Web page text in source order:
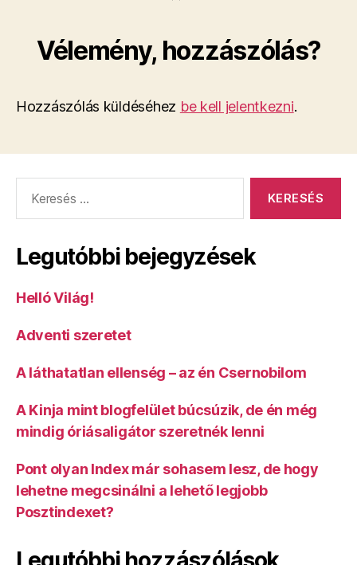
Vélemény, hozzászólás?
Hozzászólás küldéséhez be kell jelentkezni.
Legutóbbi bejegyzések
Helló Világ!
Adventi szeretet
A láthatatlan ellenség – az én Csernobilom
A Kinja mint blogfelület búcsúzik, de én még
mindig óriásaligátor szeretnék lenni
Pont olyan Index már sohasem lesz, de hogy
lehetne megcsinálni a lehető legjobb
Posztindexet?